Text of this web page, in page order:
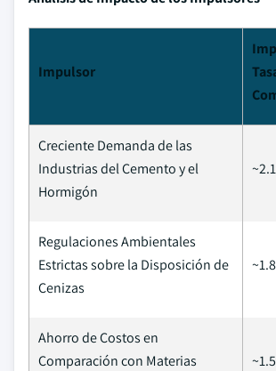
Impulsor
Creciente Demanda de las
Industrias del Cemento y el
Hormigón
Regulaciones Ambientales
Estrictas sobre la Disposición de
Cenizas
Ahorro de Costos en
Comparación con Materias